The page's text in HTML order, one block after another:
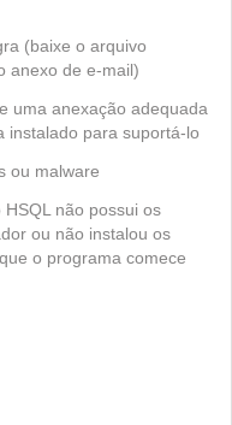
(baixe o arquivo
anexo de e-mail)
uma anexação adequada
instalado para suportá-lo
ou malware
não possui os
ou não instalou os
o programa comece